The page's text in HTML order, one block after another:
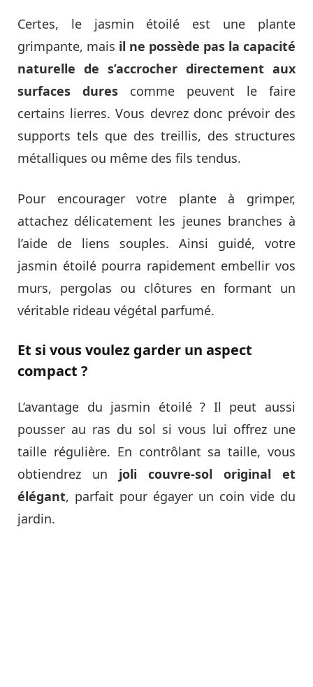
Certes, le jasmin étoilé est une plante
grimpante, mais il ne possède pas la capacité
naturelle de s’accrocher directement aux
surfaces dures comme peuvent le faire
certains lierres. Vous devrez donc prévoir des
supports tels que des treillis, des structures
métalliques ou même des fils tendus.
Pour encourager votre plante à grimper,
attachez délicatement les jeunes branches à
l’aide de liens souples. Ainsi guidé, votre
jasmin étoilé pourra rapidement embellir vos
murs, pergolas ou clôtures en formant un
véritable rideau végétal parfumé.
Et si vous voulez garder un aspect
compact ?
L’avantage du jasmin étoilé ? Il peut aussi
pousser au ras du sol si vous lui offrez une
taille régulière. En contrôlant sa taille, vous
obtiendrez un joli couvre-sol original et
élégant, parfait pour égayer un coin vide du
jardin.